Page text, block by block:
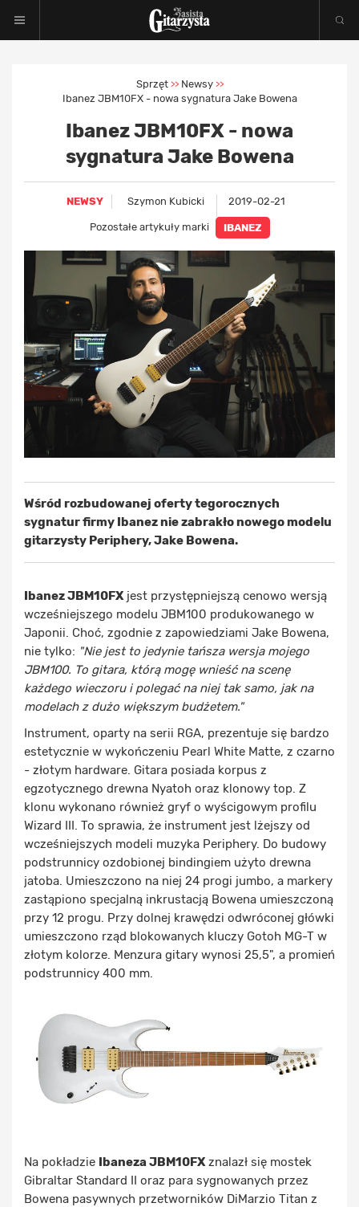
Sprzęt >> Newsy >>
Ibanez JBM10FX - nowa sygnatura Jake Bowena
Ibanez JBM10FX - nowa
sygnatura Jake Bowena
NEWSY Szymon Kubicki 2019-02-21
Pozostałe artykuły marki IBANEZ
Wśród rozbudowanej oferty tegorocznych
sygnatur firmy Ibanez nie zabrakło nowego modelu
gitarzysty Periphery, Jake Bowena.
Ibanez JBM10FXjest przystępniejszą cenowo wersją
wcześniejszego modelu JBM100 produkowanego w
Japonii. Choć, zgodnie z zapowiedziami Jake Bowena,
nie tylko: "Nie jest to jedynie tańsza wersja mojego
JBM100. To gitara, którą mogę wnieść na scenę
każdego wieczoru i polegać na niej tak samo, jak na
modelach z dużo większym budżetem."
Instrument, oparty na serii RGA, prezentuje się bardzo
estetycznie w wykończeniu Pearl White Matte, z czarno
- złotym hardware. Gitara posiada korpus z
egzotycznego drewna Nyatoh oraz klonowy top. Z
klonu wykonano również gryf o wyścigowym profilu
Wizard III. To sprawia, że instrument jest lżejszy od
wcześniejszych modeli muzyka Periphery. Do budowy
podstrunnicy ozdobionej bindingiem użyto drewna
jatoba. Umieszczono na niej 24 progi jumbo, a markery
zastąpiono specjalną inkrustacją Bowena umieszczoną
przy 12 progu. Przy dolnej krawędzi odwróconej główki
umieszczono rząd blokowanych kluczy Gotoh MG-T w
złotym kolorze. Menzura gitary wynosi 25,5", a promień
podstrunnicy 400 mm.
Na pokładzie Ibaneza JBM10FXznalazł się mostek
Gibraltar Standard II oraz para sygnowanych przez
Bowena pasywnych przetworników DiMarzio Titan z